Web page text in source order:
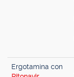
Ergotamina con